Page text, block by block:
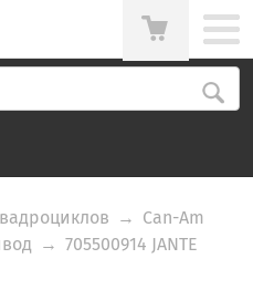
→ Can-Am
→ 705500914 JANTE